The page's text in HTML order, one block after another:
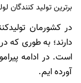
برترین تولید کنندگان
در کشورمان
است. در ادامه
آورده‌ ایم.